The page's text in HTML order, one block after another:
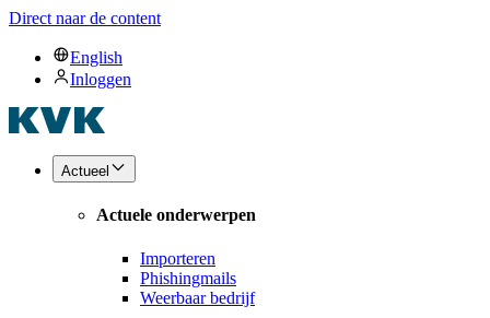
Direct naar de content
English
Inloggen
Actueel
Actuele onderwerpen
Importeren
Phishingmails
Weerbaar bedrijf